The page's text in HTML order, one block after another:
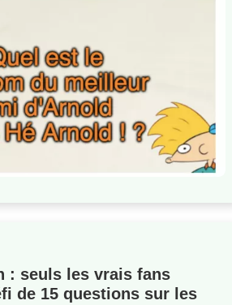
: seuls les vrais fans
de 15 questions sur les